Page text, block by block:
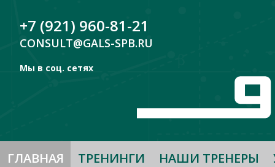
+7 (921) 960-81-21
CONSULT@GALS-SPB.RU
Мы в соц. сетях
ГЛАВНАЯ ТРЕНИНГИ НАШИ ТРЕНЕРЫ